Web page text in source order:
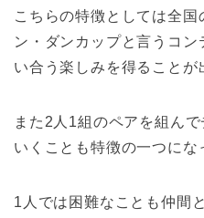
こちらの特徴としては全国
ン・ダンカップと言うコ
い合う楽しみを得ることが
また2人1組のペアを組ん
いくことも特徴の一つにな
1人では困難なことも仲間